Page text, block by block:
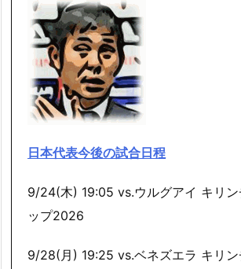
日本代表今後の試合日程
9/24(木) 19:05 vs.ウルグアイ キリン
ップ2026
9/28(月) 19:25 vs.ベネズエラ キリン